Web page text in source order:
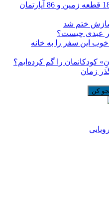
توقیف 86خودروی لوکس، 187 قطعه زمین و 86 آپارتمان
عبدی چیست؟
این سفر را به خانه
کودکانمان را گم کرده‌ایم؟
زمان
کن